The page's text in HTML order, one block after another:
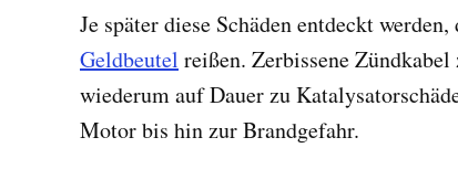
Je später diese Schäden entdeckt
Geldbeutel reißen. Zerbissene
wiederum auf Dauer zu
Motor bis hin zur Brandgefahr.